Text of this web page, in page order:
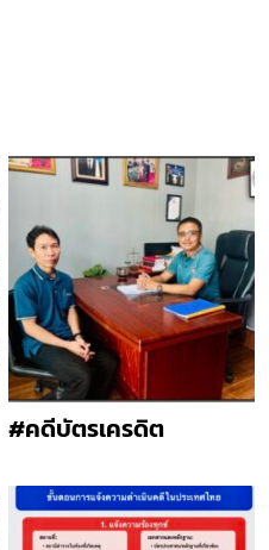
#คดีบัตรเครดิต